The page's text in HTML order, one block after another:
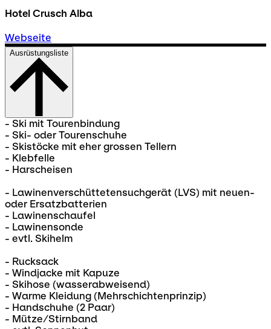
Hotel Crusch Alba
Webseite
Ausrüstungsliste
- Ski mit Tourenbindung
- Ski- oder Tourenschuhe
- Skistöcke mit eher grossen Tellern
- Klebfelle
- Harscheisen
- Lawinenverschüttetensuchgerät (LVS) mit neuen-
oder Ersatzbatterien
- Lawinenschaufel
- Lawinensonde
- evtl. Skihelm
- Rucksack
- Windjacke mit Kapuze
- Skihose (wasserabweisend)
- Warme Kleidung (Mehrschichtenprinzip)
- Handschuhe (2 Paar)
- Mütze/Stirnband